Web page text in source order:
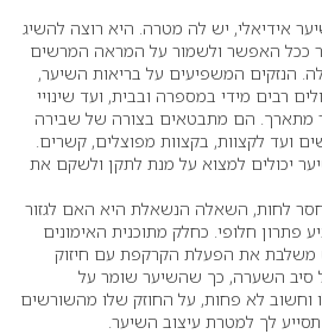
אידיאלי, יש לה מטרה. היא רוצה להשיג
ככל האפשר ולשמור על המראה המרשים
הנזקים המשפיעים על בריאות השיער,
רבים מידי במספרה ובבית, ועד שינויי
מתארך. הם מתבטאים בצורה של שבירה
ועד לקצוות, בקצוות מפוצלים, קשרים.
יכולים למצוא על מנת לתקן ולשקם את
לחות, השאלה הנשאלת היא האם לגזור
חלופי. כחלק מתוכנית האימונים
משלבת את הפעלת הקרקפת עם חיזוק
סיב השערה, כך שהשיער שומר על
וחשוב לא פחות, על החוזק שלו מהשורשים
לך למטרת עיצוב השיער.